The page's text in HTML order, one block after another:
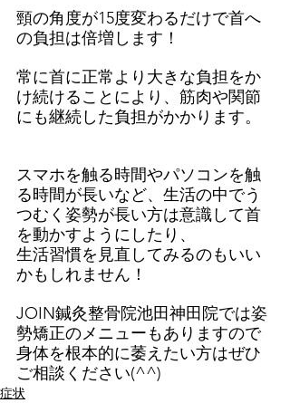
頸の角度が15度変わるだけで首へ
の負担は倍増します！
常に首に正常より大きな負担をか
け続けることにより、筋肉や関節
にも継続した負担がかかります。
スマホを触る時間やパソコンを触
る時間が長いなど、生活の中でう
つむく姿勢が長い方は意識して首
を動かすようにしたり、
生活習慣を見直してみるのもいい
かもしれません！
JOIN鍼灸整骨院池田神田院では姿
勢矯正のメニューもありますので
身体を根本的に萎えたい方はぜひ
ご相談ください(^^)
症状